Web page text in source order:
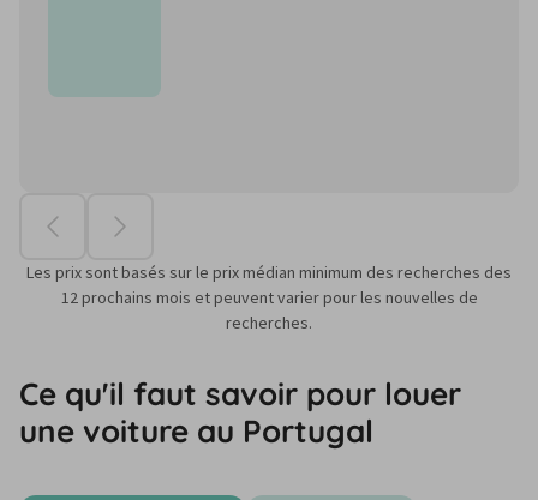
Les prix sont basés sur le prix médian minimum des recherches des
12 prochains mois et peuvent varier pour les nouvelles de
recherches.
Ce qu'il faut savoir pour louer
une voiture au Portugal